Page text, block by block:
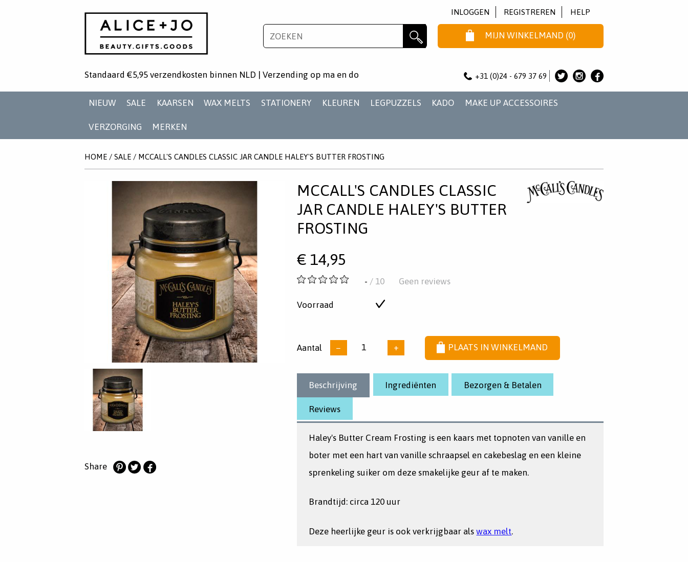
INLOGGEN REGISTREREN HELP
MIJN WINKELMAND (0)
Standaard €5,95 verzendkosten binnen NLD | Verzending op ma en do
+31 (0)24 - 679 37 69
NIEUW SALE KAARSEN WAX MELTS STATIONERY KLEUREN LEGPUZZELS KADO MAKE UP ACCESSOIRES
VERZORGING MERKEN
HOME/ SALE/ MCCALL'S CANDLES CLASSIC JAR CANDLE HALEY'S BUTTER FROSTING
Share
MCCALL'S CANDLES CLASSIC
JAR CANDLE HALEY'S BUTTER
FROSTING
€ 14,95
-
5
- / 10 Geen reviews
Voorraad
Aantal − + PLAATS IN WINKELMAND
Beschrijving Ingrediënten Bezorgen & Betalen
Reviews
Haley's Butter Cream Frosting is een kaars met topnoten van vanille en
boter met een hart van vanille schraapsel en cakebeslag en een kleine
sprenkeling suiker om deze smakelijke geur af te maken.
Brandtijd: circa 120 uur
Deze heerlijke geur is ook verkrijgbaar alswax melt.
NIEUWSBRIEF
Wil je als eerste op de hoogste zijn van het laatste
nieuws en aanbiedingen?
AANMELDEN